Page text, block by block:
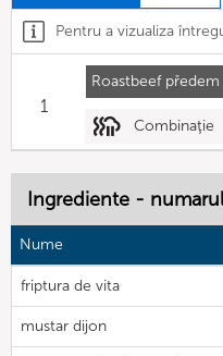
Pentru a vizualiza
Roastbeef
1
Combinaţie
Ingrediente -
Nume
friptura de vita
mustar dijon